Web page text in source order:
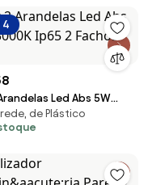
4
Led Abs 5W
Ip65 2 Fachos Flux
de Plástico